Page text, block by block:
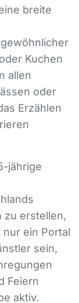
breite
Kuchen
allen
oder
Erzählen
jährige
zu erstellen,
ein Portal
sein,
Feiern
aktiv.